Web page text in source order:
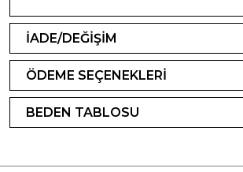
İADE/DEĞİŞİM
ÖDEME SEÇENEKLERİ
BEDEN TABLOSU